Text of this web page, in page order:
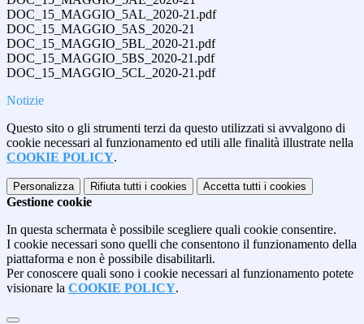
DOC_15_MAGGIO_5AL_2020-21.pdf
DOC_15_MAGGIO_5AS_2020-21
DOC_15_MAGGIO_5BL_2020-21.pdf
DOC_15_MAGGIO_5BS_2020-21.pdf
DOC_15_MAGGIO_5CL_2020-21.pdf
Notizie
Questo sito o gli strumenti terzi da questo utilizzati si avvalgono di
cookie necessari al funzionamento ed utili alle finalità illustrate nella
COOKIE POLICY.
Personalizza Rifiuta tutti i cookies Accetta tutti i cookies
Gestione cookie
In questa schermata è possibile scegliere quali cookie consentire.
I cookie necessari sono quelli che consentono il funzionamento della
piattaforma e non è possibile disabilitarli.
Per conoscere quali sono i cookie necessari al funzionamento potete
visionare la COOKIE POLICY.